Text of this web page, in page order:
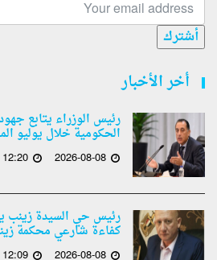
أشترك
أخر الأخبار
رئيس الوزراء يتابع
الحكومية خلال يوليو
2026-08-08
12:20
رئيس حي السيدة زينب
كفاءة شارعي محكمة
2026-08-08
12:09